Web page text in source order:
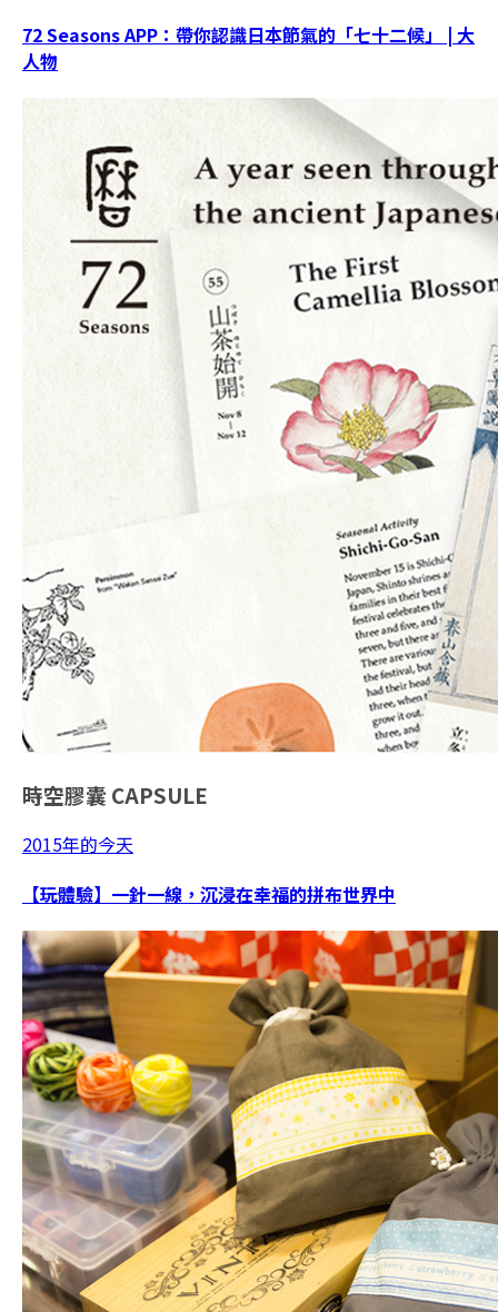
72 Seasons APP：帶你認識日本節氣的「七十二候」 | 大
人物
時空膠囊 CAPSULE
2015年的今天
【玩體驗】一針一線，沉浸在幸福的拼布世界中